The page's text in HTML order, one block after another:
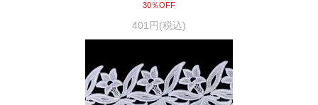
30％OFF
401円(税込)